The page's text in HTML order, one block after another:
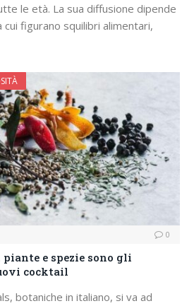
le età. La sua diffusione dipende
figurano squilibri alimentari,
0
e spezie sono gli
cocktail
botaniche in italiano, si va ad